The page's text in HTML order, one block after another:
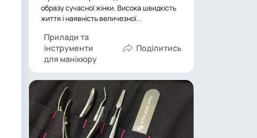
образу сучасної жінки. Висока швидкість
життя і наявність величезної...
Прилади та
інструменти
для манікюру